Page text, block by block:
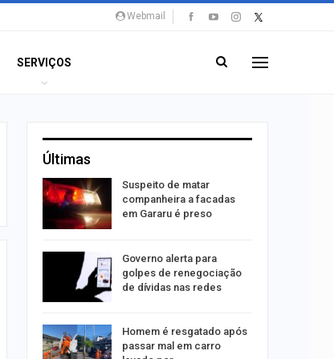
Webmail
SERVIÇOS
Últimas
Suspeito de matar
companheira a facadas
em Gararu é preso
Governo alerta para
golpes de renegociação
de dívidas nas redes
Homem é resgatado após
passar mal em carro